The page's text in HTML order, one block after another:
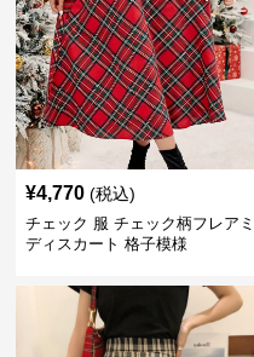
¥4,770 (税込)
チェック 服 チェック柄フレアミ
ディスカート 格子模様